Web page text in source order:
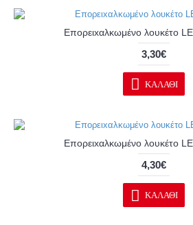
Επορειxαλκωμένo λουκέτo
3,30€
ΚΑΛΆΘΙ
Επορειxαλκωμένo λουκέτo
4,30€
ΚΑΛΆΘΙ